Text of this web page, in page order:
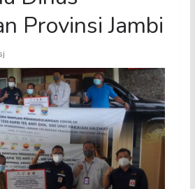
Provinsi Jambi